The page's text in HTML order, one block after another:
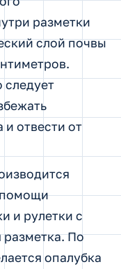
разметки
слой почвы
следует
и отвести от
и рулетки с
разметка. По
опалубка